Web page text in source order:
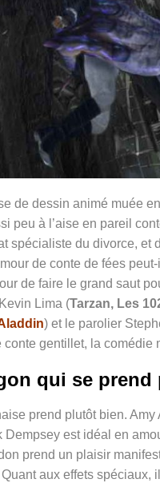
de dessin animé muée
peu à l’aise en pareil
spécialiste du divorce, et
de conte de fées
de faire le grand saut
Lima (Tarzan, Les
) et le parolier
gentillet, la comédie
qui se
prend plutôt bien.
est idéal en
prend un plaisir
Quant aux effets spéciaux,